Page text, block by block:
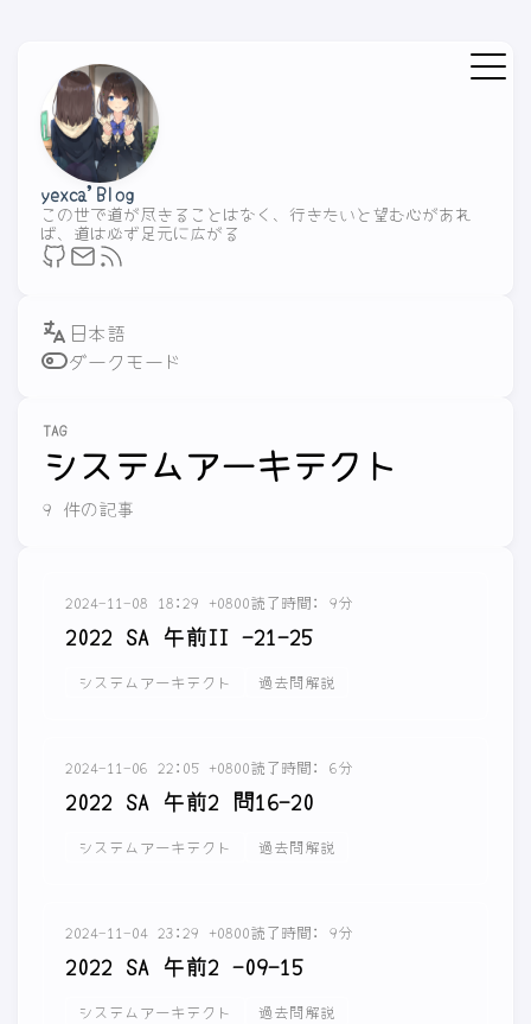
yexca'Blog
この世で道が尽きることはなく、行きたいと望む心があれ
ば、道は必ず足元に広がる
ダークモード
TAG
システムアーキテクト
9 件の記事
2024-11-08 18:29 +0800読了時間: 9分
2022 SA 午前II -21-25
システムアーキテクト 過去問解説
2024-11-06 22:05 +0800読了時間: 6分
2022 SA 午前2 問16-20
システムアーキテクト 過去問解説
2024-11-04 23:29 +0800読了時間: 9分
2022 SA 午前2 -09-15
システムアーキテクト 過去問解説